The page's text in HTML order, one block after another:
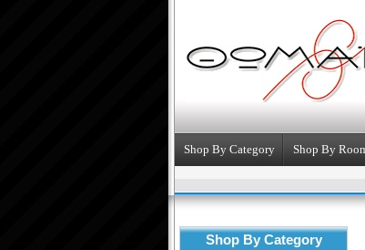
Shop By Category Shop By
Shop By Category